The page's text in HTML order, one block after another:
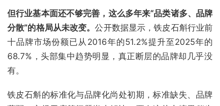
但行业基本面还不够完善，这么多年来“品类诸多、品牌
分散”的格局从未改变。公开数据显示，铁皮石斛行业前
十品牌市场份额已从2016年的51.2%提升至2025年的
68.7%，头部集中趋势明显，真正断层的品牌却几乎没
有。
铁皮石斛的标准化与品牌化尚处初期，标准缺失、品牌